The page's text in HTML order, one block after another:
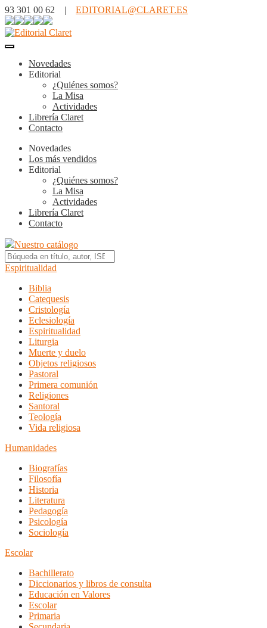
93 301 00 62 | EDITORIAL@CLARET.ES
Novedades
Editorial
¿Quiénes somos?
La Misa
Actividades
Librería Claret
Contacto
Novedades
Los más vendidos
Editorial
¿Quiénes somos?
La Misa
Actividades
Librería Claret
Contacto
Nuestro catálogo
Espiritualidad
Biblia
Catequesis
Cristología
Eclesiología
Espiritualidad
Liturgia
Muerte y duelo
Objetos religiosos
Pastoral
Primera comunión
Religiones
Santoral
Teología
Vida religiosa
Humanidades
Biografías
Filosofía
Historia
Literatura
Pedagogía
Psicología
Sociología
Escolar
Bachillerato
Diccionarios y libros de consulta
Educación en Valores
Escolar
Primaria